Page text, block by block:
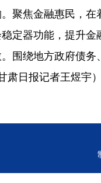
聚焦金融惠民，
定器功能，提升
围绕地方政府债
肃日报记者王煜宇）